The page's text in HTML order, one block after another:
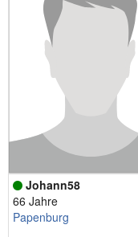
Johann58
66 Jahre
Papenburg